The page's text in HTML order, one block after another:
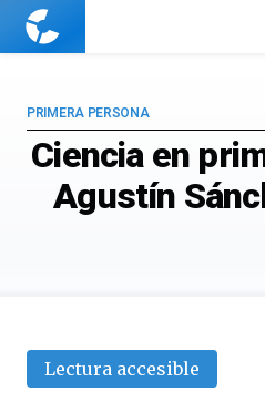
Cuaderno
Ciencia en
Agustín
PRIMERA PERSONA
Lectura accesible